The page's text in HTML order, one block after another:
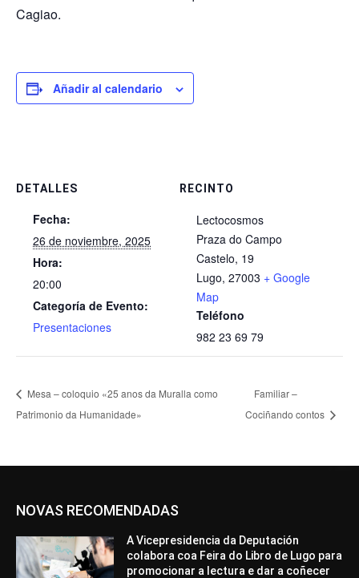
Cagiao.
Añadir al calendario
DETALLES
Fecha:
26 de noviembre, 2025
Hora:
20:00
Categoría de Evento:
Presentaciones
RECINTO
Lectocosmos
Praza do Campo
Castelo, 19
Lugo, 27003 + Google
Map
Teléfono
982 23 69 79
Mesa – coloquio «25 anos da Muralla como
Patrimonio da Humanidade»
Familiar –
Cociñando contos
NOVAS RECOMENDADAS
A Vicepresidencia da Deputación
colabora coa Feira do Libro de Lugo para
promocionar a lectura e dar a coñecer